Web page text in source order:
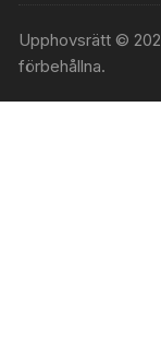
Upphovsrätt ©
förbehållna.